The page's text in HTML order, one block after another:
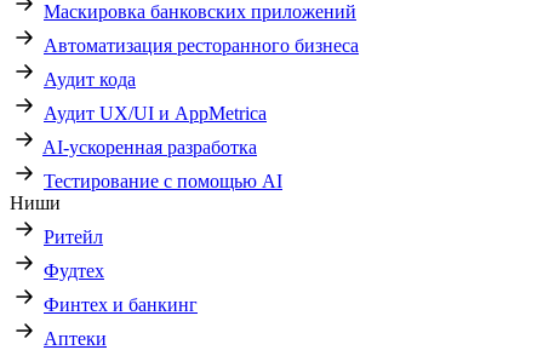
Маскировка банковских приложений
Автоматизация ресторанного бизнеса
Аудит кода
Аудит UX/UI и AppMetrica
AI-ускоренная разработка
Тестирование с помощью AI
Ниши
Ритейл
Фудтех
Финтех и банкинг
Аптеки